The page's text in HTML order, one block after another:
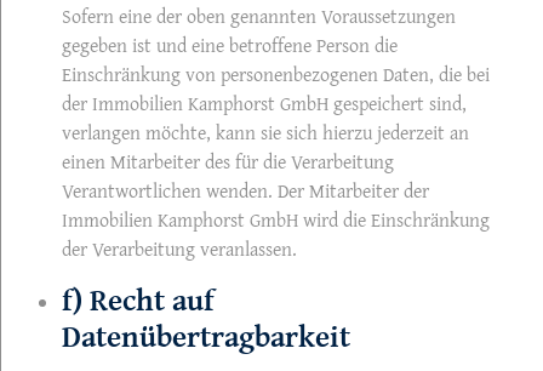
Sofern eine der oben genannten Voraussetzungen
gegeben ist und eine betroffene Person die
Einschränkung von personenbezogenen Daten, die bei
der Immobilien Kamphorst GmbH gespeichert sind,
verlangen möchte, kann sie sich hierzu jederzeit an
einen Mitarbeiter des für die Verarbeitung
Verantwortlichen wenden. Der Mitarbeiter der
Immobilien Kamphorst GmbH wird die Einschränkung
der Verarbeitung veranlassen.
f) Recht auf
Datenübertragbarkeit